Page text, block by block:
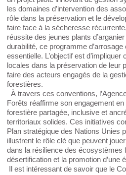
les domaines d’intervention des
rôle dans la préservation et le
faire face à la sécheresse
réussite des jeunes plants
durabilité, ce programme
essentielle. L’objectif est
locales dans la préservation de leur
faire des acteurs engagés de la
forestières.
À travers ces conventions,
Forêts réaffirme son engagement
forestière partagée, inclusive et
territoriaux solides. Ces initiatives
Plan stratégique des Nations Unies
illustrent le rôle clé que peuvent
dans la résilience des écosystèmes
désertification et la promotion d’une
Il est intéressant de savoir que le